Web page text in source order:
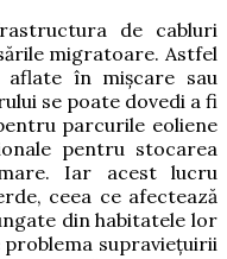
de cabluri
migratoare. Astfel
aflate în mișcare sau
se poate dovedi a fi
parcurile eoliene
pentru stocarea
Iar acest lucru
ceea ce afectează
din habitatele lor
supraviețuirii